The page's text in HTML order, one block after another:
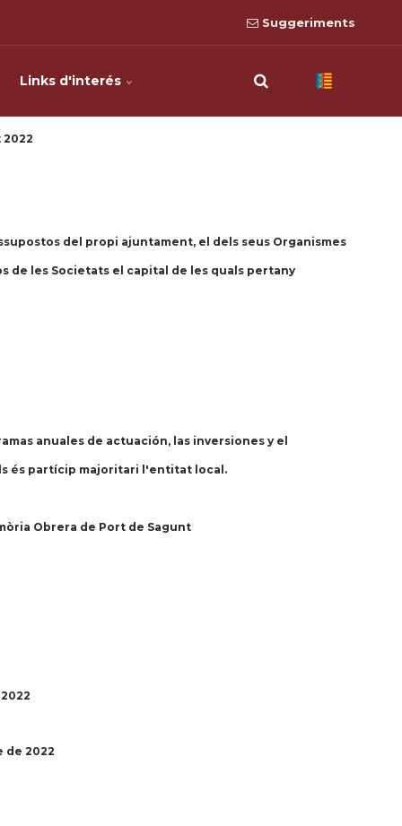
Suggeriments
Links d'interés
del propi ajuntament, el dels seus Organismes
de les Societats el capital de les quals pertany
anuales de actuación, las inversiones y el
és partícip majoritari l'entitat local.
Obrera de Port de Sagunt
de 2022